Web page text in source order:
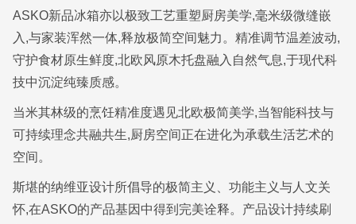
ASKO新品冰箱亦以极致工艺重塑厨房美学,毫米级微缝嵌
入,与家装浑然一体,释放极简空间魅力。精准调节温差波动,
守护食材原生鲜度,北欧风原木托盘融入自然气息,于现代科
技中沉淀纯臻质感。
当米其林级的烹饪精准度遇见北欧极简美学,当智能科技与
可持续理念共融共生,厨房空间正在进化为承载生活艺术的
空间。
斯堪的纳维亚设计所倡导的极简主义、功能主义与人文关
怀,在ASKO的产品基因中得到完美诠释。产品设计持续刷